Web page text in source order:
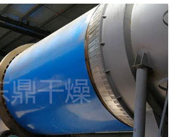
汉果渣烘干机发货现场
200吨/天 项目地点：安徽
项目详情